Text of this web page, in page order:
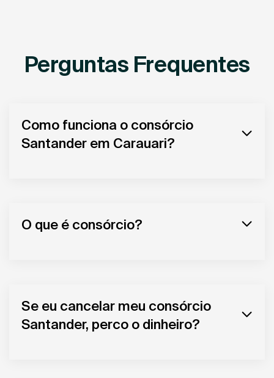
Perguntas Frequentes
Como funciona o consórcio
Santander em Carauari?
O que é consórcio?
Se eu cancelar meu consórcio
Santander, perco o dinheiro?